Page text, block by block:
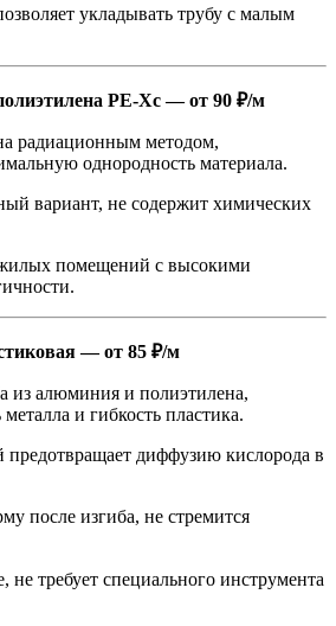
укладывать трубу с малым
PE-Xc — от 90 ₽/м
радиационным методом,
однородность материала.
вариант, не содержит химических
помещений с высокими
— от 85 ₽/м
из алюминия и полиэтилена,
и гибкость пластика.
диффузию кислорода в
после изгиба, не стремится
требует специального инструмента